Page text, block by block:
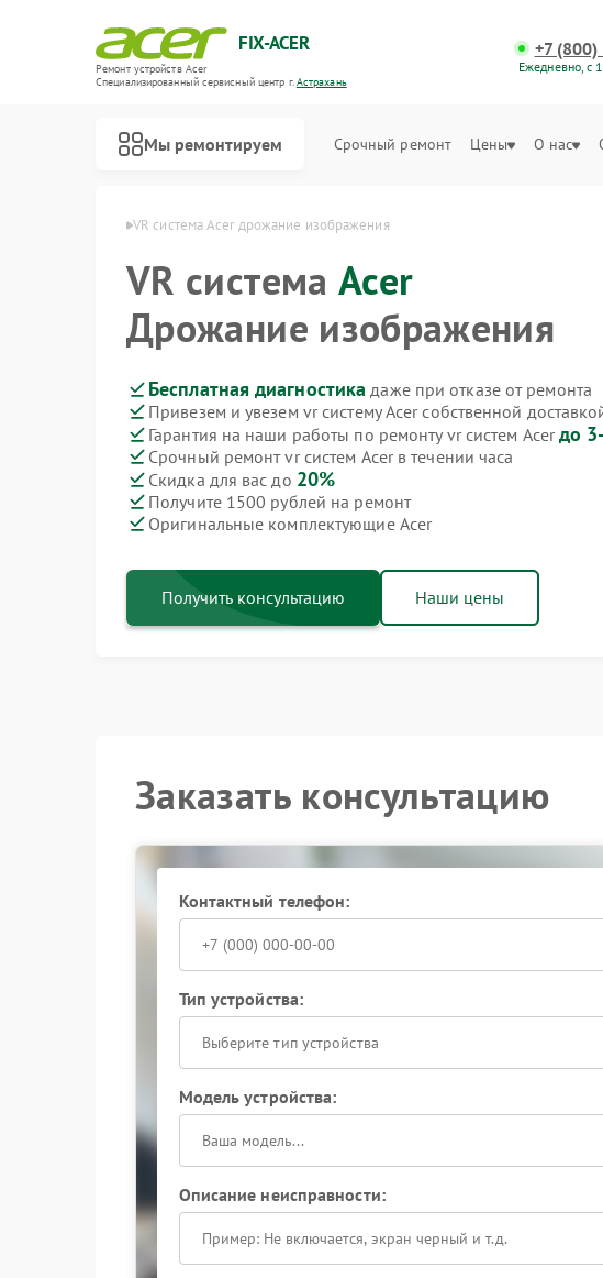
FIX-ACER
Ремонт устройств Acer
Специализированный cервисный центр г.Астрахань
+7
Ежедневно, с
Мы ремонтируем Срочный ремонт Цены О нас
Acer в Астрахани VR система Acer дрожание изображения
VR система Acer
Дрожание изображения
Бесплатная диагностика даже при отказе от ремонта
Привезем и увезем vr систему Acer собственной
Гарантия на наши работы по ремонту vr систем Acerдо
Срочный ремонт vr систем Acer в течении часа
Скидка для вас до 20%
Получите 1500 рублей на ремонт
Оригинальные комплектующие Acer
Получить консультацию Наши цены
Заказать консультацию
Контактный телефон:
Тип устройства:
Выберите тип устройства
Модель устройства:
Описание неисправности: